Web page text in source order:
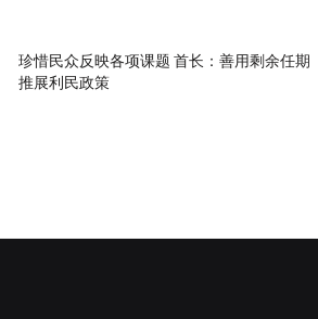
珍惜民众反映各项课题 首长：善用剩余任期
推展利民政策